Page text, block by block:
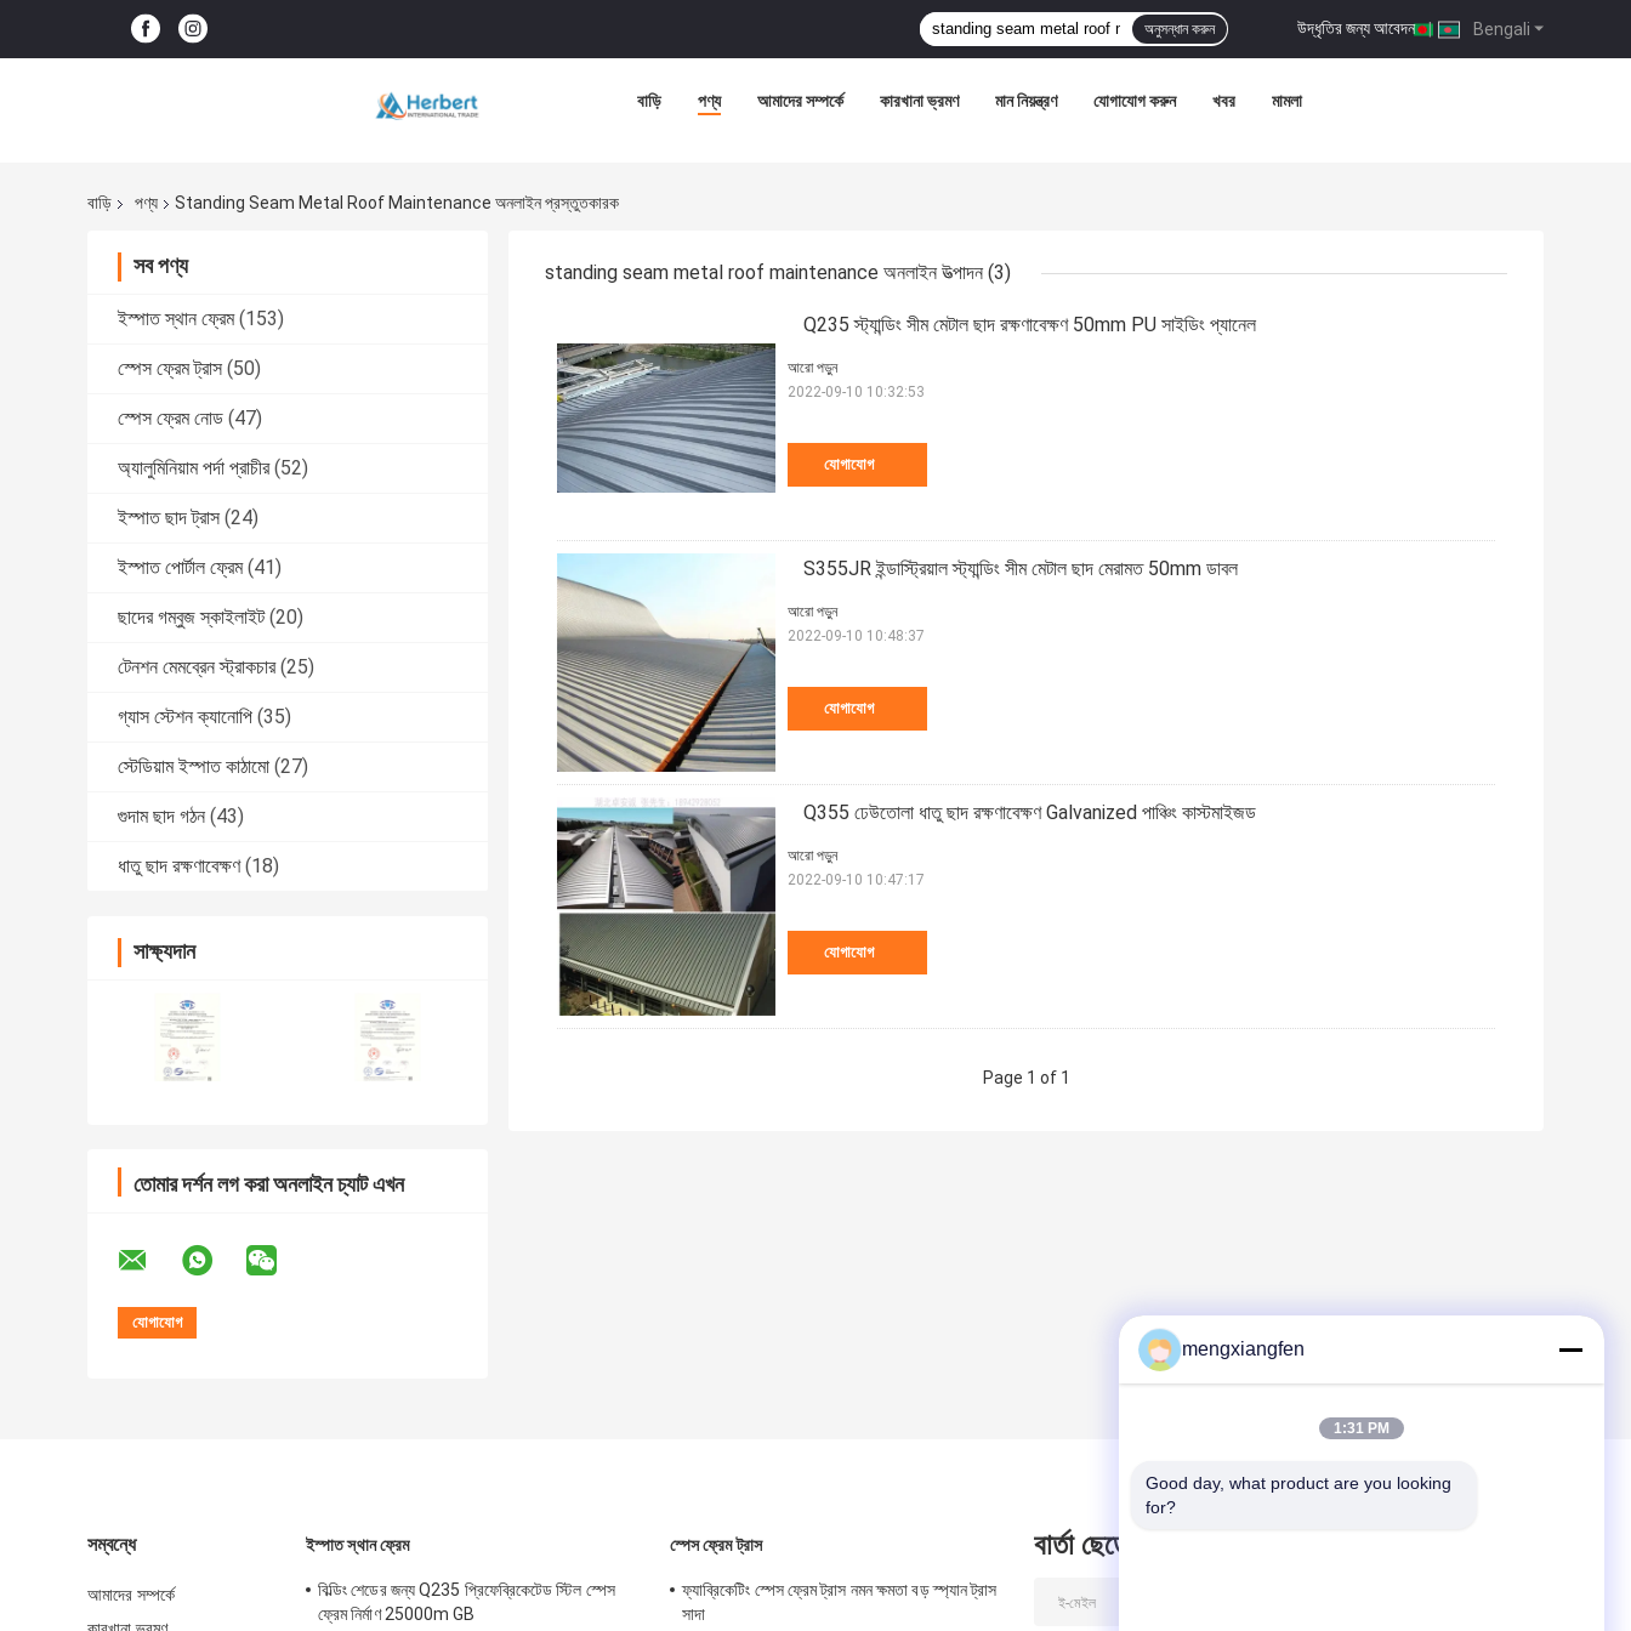
Bengali
উদ্ধৃতির জন্য আবেদন |
অনুসন্ধান করুন
বাড়ি পণ্য আমাদের সম্পর্কে কারখানা ভ্রমণ মান নিয়ন্ত্রণ যোগাযোগ করুন খবর মামলা
বাড়ি পণ্য Standing Seam Metal Roof Maintenance অনলাইন প্রস্তুতকারক
সব পণ্য
ইস্পাত স্থান ফ্রেম (153)
স্পেস ফ্রেম ট্রাস (50)
স্পেস ফ্রেম নোড (47)
অ্যালুমিনিয়াম পর্দা প্রাচীর (52)
ইস্পাত ছাদ ট্রাস (24)
ইস্পাত পোর্টাল ফ্রেম (41)
ছাদের গম্বুজ স্কাইলাইট (20)
টেনশন মেমব্রেন স্ট্রাকচার (25)
গ্যাস স্টেশন ক্যানোপি (35)
স্টেডিয়াম ইস্পাত কাঠামো (27)
গুদাম ছাদ গঠন (43)
ধাতু ছাদ রক্ষণাবেক্ষণ (18)
সাক্ষ্যদান
তোমার দর্শন লগ করা অনলাইন চ্যাট এখন
standing seam metal roof maintenance অনলাইন উত্পাদন (3)
Q235 স্ট্যান্ডিং সীম মেটাল ছাদ রক্ষণাবেক্ষণ 50mm PU সাইডিং প্যানেল
যোগাযোগ
আরো পড়ুন
2022-09-10 10:32:53
S355JR ইন্ডাস্ট্রিয়াল স্ট্যান্ডিং সীম মেটাল ছাদ মেরামত 50mm ডাবল
যোগাযোগ
আরো পড়ুন
2022-09-10 10:48:37
Q355 ঢেউতোলা ধাতু ছাদ রক্ষণাবেক্ষণ Galvanized পাঞ্চিং কাস্টমাইজড
যোগাযোগ
আরো পড়ুন
2022-09-10 10:47:17
Page 1 of 1
সম্বন্ধে
আমাদের সম্পর্কে
ইস্পাত স্থান ফ্রেম
বিল্ডিং শেডের জন্য Q235 প্রিফেব্রিকেটেড স্টিল স্পেস
ফ্রেম নির্মাণ 25000m GB
স্পেস ফ্রেম ট্রাস
ফ্যাব্রিকেটিং স্পেস ফ্রেম ট্রাস নমন ক্ষমতা বড় স্প্যান ট্রাস
সাদা
বার্তা ছেড়ে
mengxiangfen
1:31 PM
Good day, what product are you looking
for?